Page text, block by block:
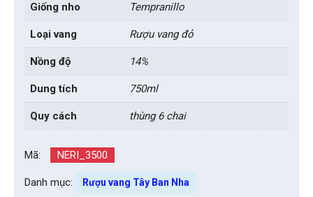
Giống nho Tempranillo
Loại vang Rượu vang đỏ
Nồng độ 14%
Dung tích 750ml
Quy cách thùng 6 chai
Mã: NERI_3500
Danh mục: Rượu vang Tây Ban Nha